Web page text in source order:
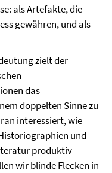
als Artefakte, die
gewähren, und als
zielt der
das
doppelten Sinne zu
interessiert, wie
und
produktiv
wir blinde Flecken in